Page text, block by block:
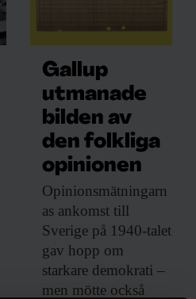
Gallup
utmanade
bilden av
den folkliga
opinionen
Opinionsmätningarn
as ankomst till
Sverige på 1940-talet
gav hopp om
starkare demokrati –
men mötte också